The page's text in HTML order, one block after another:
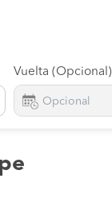
Vuelta (Opcional)